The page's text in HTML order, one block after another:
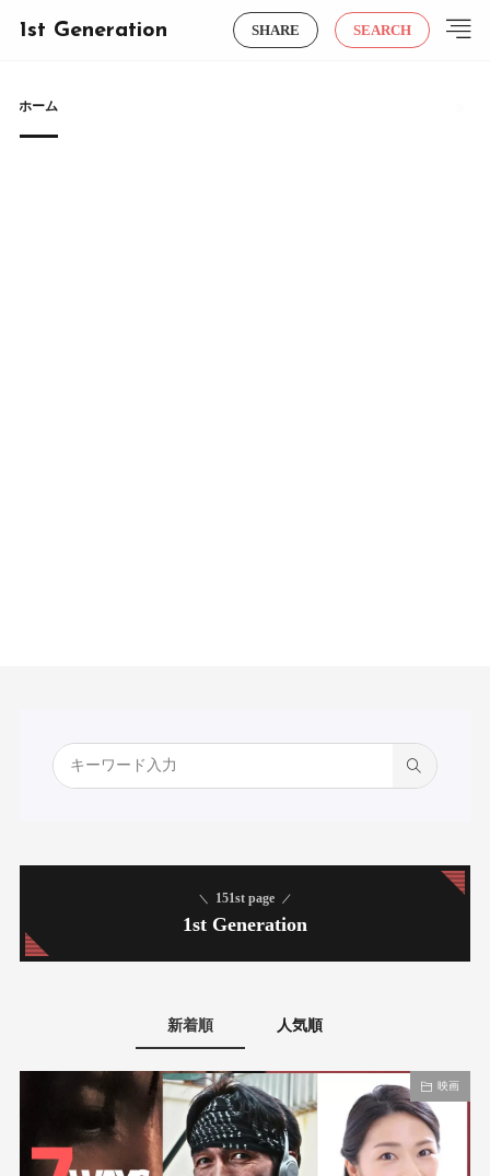
1st Generation SHARE SEARCH
ホーム
1st Generation
151st page
新着順 人気順
映画